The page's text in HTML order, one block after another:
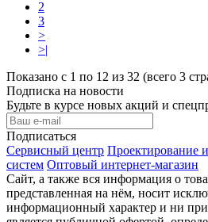
2
3
>
>|
Показано с 1 по 12 из 32 (всего 3
Подписка на новости
Будьте в курсе новых акций и
Подписаться
Сервисный центр Проектирование
систем Оптовый интернет-магазин
Сайт, а также вся информация о
представленная на нём, носит
информационный характер и ни